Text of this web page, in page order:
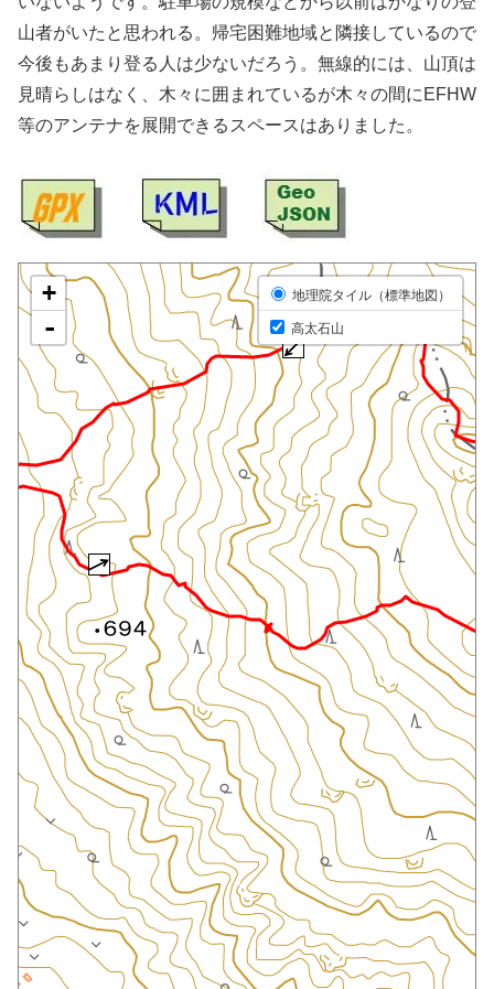
山者がいたと思われる。帰宅困難地域と隣接しているので
今後もあまり登る人は少ないだろう。無線的には、山頂は
見晴らしはなく、木々に囲まれているが木々の間にEFHW
等のアンテナを展開できるスペースはありました。